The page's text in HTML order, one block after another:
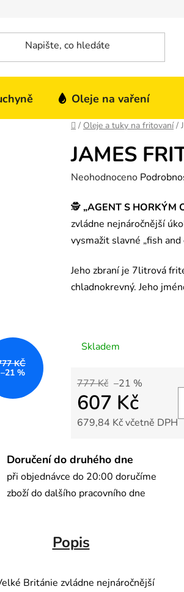
Oleje na vaření
Domů
/ Oleje a tuky na fritovaní /
JAMES
Průměrné hodnocení
Neohodnoceno
🕵️„AGENT S HORKÝM
zvládne nejnáročnější
vysmažit slavné „fish and
Jeho zbraní je 7litrová
chladnokrevný. Jeho
Skladem
777 Kč –21 %
607 Kč
679,84 Kč včetně DPH
KČ
–21 %
Doručení do druhého dne
při objednávce do 20:00 doručíme
zboží do dalšího pracovního dne
Popis
Británie zvládne nejnáročnější